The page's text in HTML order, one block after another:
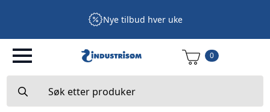
Nye tilbud hver uke
0
for: